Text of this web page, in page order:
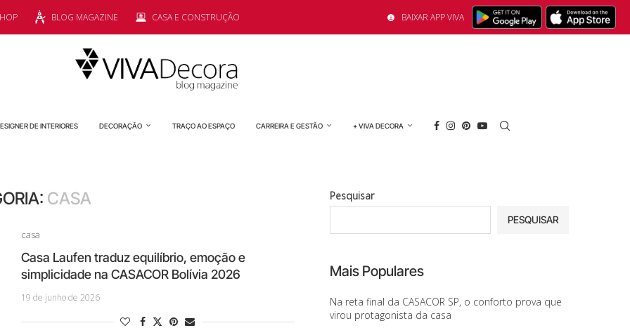
BLOG MAGAZINE CASA E CONSTRUÇÃO BAIXAR APP VIVA
DE INTERIORES DECORAÇÃO TRAÇO AO ESPAÇO CARREIRA E GESTÃO + VIVA DECORA
CASA
casa
Casa Laufen traduz equilíbrio, emoção e
simplicidade na CASACOR Bolívia 2026
19 de junho de 2026
Pesquisar
PESQUISAR
Mais Populares
Na reta final da CASACOR SP, o conforto prova que
virou protagonista da casa